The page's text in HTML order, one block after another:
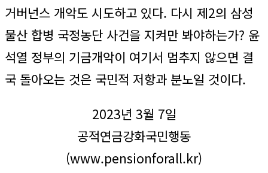
거버넌스 개악도 시도하고 있다. 다시 제2의 삼성
물산 합병 국정농단 사건을 지켜만 봐야하는가? 윤
석열 정부의 기금개악이 여기서 멈추지 않으면 결
국 돌아오는 것은 국민적 저항과 분노일 것이다.
2023년 3월 7일
공적연금강화국민행동
(www.pensionforall.kr)